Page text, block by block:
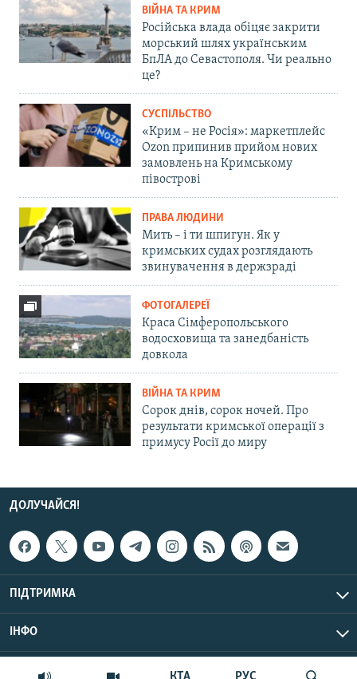
ВІЙНА ТА КРИМ
Російська влада обіцяє закрити
морський шлях українським
БпЛА до Севастополя. Чи реально
це?
СУСПІЛЬСТВО
«Крим – не Росія»: маркетплейс
Ozon припинив прийом нових
замовлень на Кримському
півострові
ПРАВА ЛЮДИНИ
Мить – і ти шпигун. Як у
кримських судах розглядають
звинувачення в держзраді
ФОТОГАЛЕРЕЇ
Краса Сімферопольського
водосховища та занедбаність
довкола
ВІЙНА ТА КРИМ
Сорок днів, сорок ночей. Про
результати кримської операції з
примусу Росії до миру
ДОЛУЧАЙСЯ!
ПІДТРИМКА
ІНФО
© Крим.Реалії, 2026 | Усі права застережено.